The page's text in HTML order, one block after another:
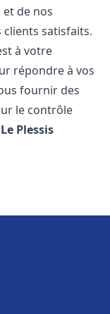
de nos
satisfaits.
à votre
répondre à vos
fournir des
le contrôle
Le Plessis